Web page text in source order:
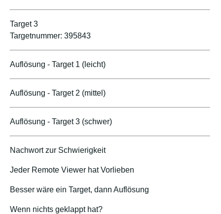
Target 3
Targetnummer: 395843
Auflösung - Target 1 (leicht)
Auflösung - Target 2 (mittel)
Auflösung - Target 3 (schwer)
Nachwort zur Schwierigkeit
Jeder Remote Viewer hat Vorlieben
Besser wäre ein Target, dann Auflösung
Wenn nichts geklappt hat?